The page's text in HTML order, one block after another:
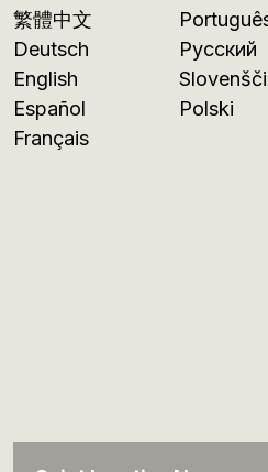
繁體中文
Deutsch
English
Español
Français
Русский
Polski